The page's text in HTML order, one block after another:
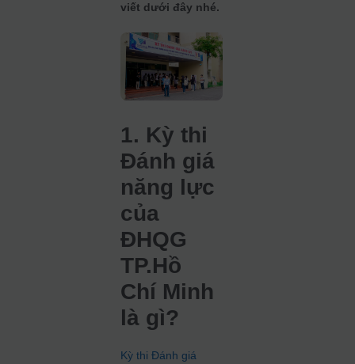
viết dưới đây nhé.
1. Kỳ thi
Đánh giá
năng lực
của
ĐHQG
TP.Hồ
Chí Minh
là gì?
Kỳ thi Đánh giá